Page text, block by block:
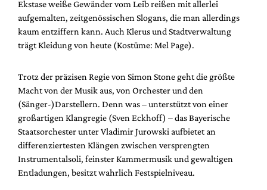
Ekstase weiße Gewänder vom Leib reißen mit allerlei
aufgemalten, zeitgenössischen Slogans, die man allerdings
kaum entziffern kann. Auch Klerus und Stadtverwaltung
trägt Kleidung von heute (Kostüme: Mel Page).
Trotz der präzisen Regie von Simon Stone geht die größte
Macht von der Musik aus, von Orchester und den
(Sänger-)Darstellern. Denn was – unterstützt von einer
großartigen Klangregie (Sven Eckhoff) – das Bayerische
Staatsorchester unter Vladimir Jurowski aufbietet an
differenziertesten Klängen zwischen versprengten
Instrumentalsoli, feinster Kammermusik und gewaltigen
Entladungen, besitzt wahrlich Festspielniveau.